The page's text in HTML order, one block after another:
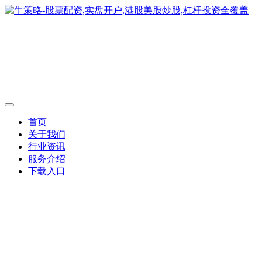
首页
关于我们
行业资讯
服务介绍
下载入口